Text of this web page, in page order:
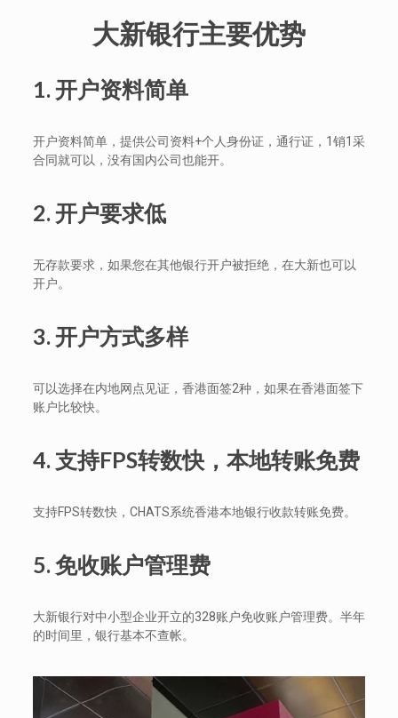
大新银行主要优势
1. 开户资料简单
开户资料简单，提供公司资料+个人身份证，通行证，1销1采
合同就可以，没有国内公司也能开。
2. 开户要求低
无存款要求，如果您在其他银行开户被拒绝，在大新也可以
开户。
3. 开户方式多样
可以选择在内地网点见证，香港面签2种，如果在香港面签下
账户比较快。
4. 支持FPS转数快，本地转账免费
支持FPS转数快，CHATS系统香港本地银行收款转账免费。
5. 免收账户管理费
大新银行对中小型企业开立的328账户免收账户管理费。半年
的时间里，银行基本不查帐。